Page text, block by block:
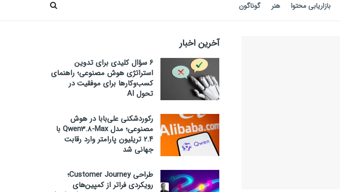
بازاریابی محتوا هنر گوناگون
آخرین اخبار
۶ سؤال کلیدی برای تدوین
استراتژی هوش مصنوعی؛ راهنمای
کسب‌وکارها برای موفقیت در
تحول AI
رکوردشکنی علی‌بابا در هوش
مصنوعی؛ مدل Qwen3.8-Max با
۲.۴ تریلیون پارامتر وارد رقابت
جهانی شد
طراحی Customer Journey؛
رویکردی فراتر از کمپین‌های